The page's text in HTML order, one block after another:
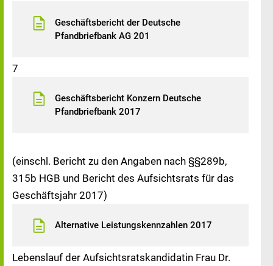
Geschäftsbericht der Deutsche
Pfandbriefbank AG 201
7
Geschäftsbericht Konzern Deutsche
Pfandbriefbank 2017
(einschl. Bericht zu den Angaben nach §§289b,
315b HGB und Bericht des Aufsichtsrats für das
Geschäftsjahr 2017)
Alternative Leistungskennzahlen 2017
Lebenslauf der Aufsichtsratskandidatin Frau Dr.